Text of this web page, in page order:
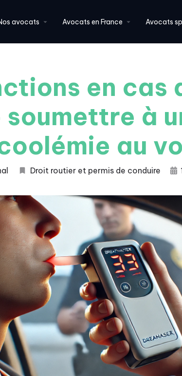
avocats Avocats en France Avocats
en cas
soumettre à
au
Droit routier et permis de conduire